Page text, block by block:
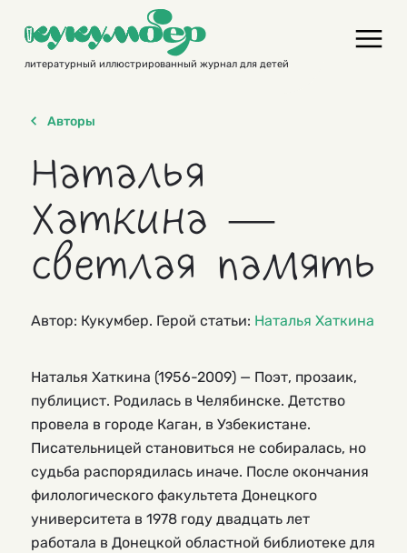
contentлитературный иллюстрированный журнал для детей
Авторы
Наталья
Хаткина —
светлая память
Автор: Кукумбер. Герой статьи: Наталья Хаткина
Наталья Хаткина (1956-2009) — Поэт, прозаик,
публицист. Родилась в Челябинске. Детство
провела в городе Каган, в Узбекистане.
Писательницей становиться не собиралась, но
судьба распорядилась иначе. После окончания
филологического факультета Донецкого
университета в 1978 году двадцать лет
работала в Донецкой областной библиотеке для